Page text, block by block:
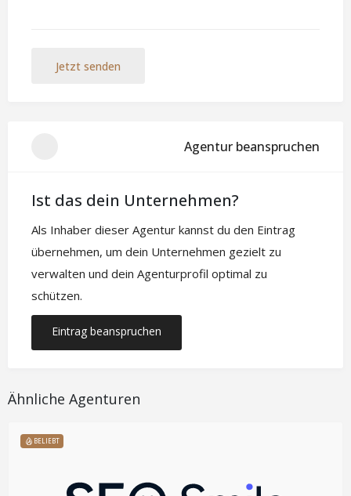
Jetzt senden
Agentur beanspruchen
Ist das dein Unternehmen?
Als Inhaber dieser Agentur kannst du den Eintrag
übernehmen, um dein Unternehmen gezielt zu
verwalten und dein Agenturprofil optimal zu
schützen.
Eintrag beanspruchen
Ähnliche Agenturen
BELIEBT